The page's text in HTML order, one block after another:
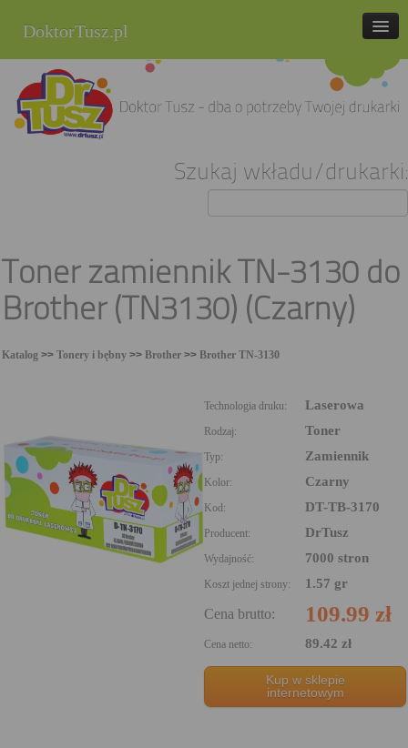
DoktorTusz.pl
tel. 857 337 337
Strona główna
Sklep internetowy
Szukaj wkładu/drukarki:
Toner zamiennik TN-3130 do
Brother (TN3130) (Czarny)
Katalog >> Tonery i bębny >> Brother >> Brother TN-3130
Technologia druku: Laserowa
Rodzaj: Toner
Typ: Zamiennik
Kolor: Czarny
Kod: DT-TB-3170
Producent: DrTusz
Wydajność: 7000 stron
Koszt jednej strony: 1.57 gr
Cena brutto: 109.99 zł
Cena netto: 89.42 zł
Kup w sklepie
internetowym